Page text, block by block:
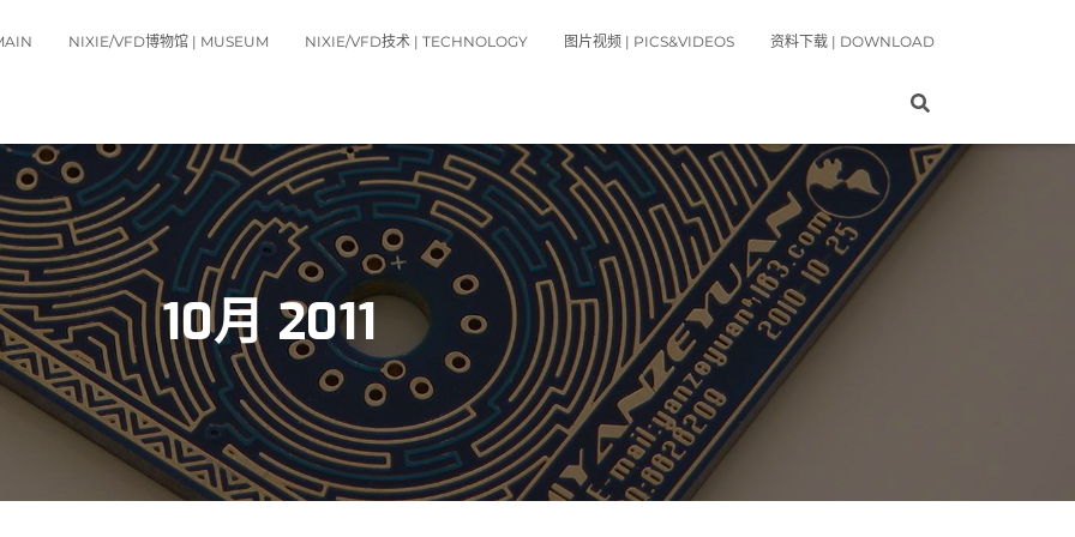
NIXIE/VFD博物馆 | MUSEUM NIXIE/VFD技术 | TECHNOLOGY 图片视频 | PICS&VIDEOS 资料下载 | DOWNLOAD
10月 2011